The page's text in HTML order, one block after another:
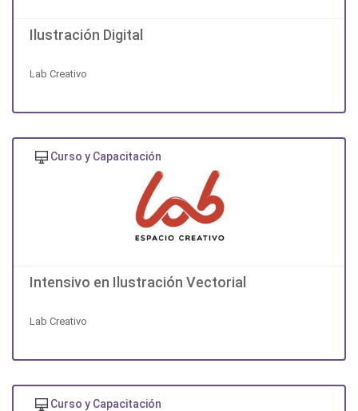
Ilustración Digital
Lab Creativo
Intensivo en Ilustración Vectorial
Lab Creativo
Curso y Capacitación
Curso y Capacitación